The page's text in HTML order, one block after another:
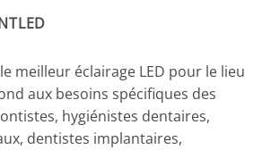
meilleur éclairage LED pour le lieu
aux besoins spécifiques des
hygiénistes dentaires,
dentistes implantaires,